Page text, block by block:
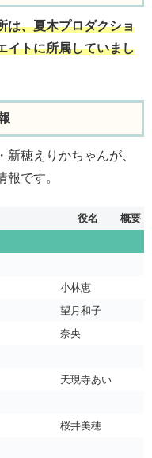
は、夏木プロダクショ
イトに所属していまし
穂えりかちゃんが、
です。
役名
概要
小林恵
望月和子
奈央
天現寺あい
桜井美穂